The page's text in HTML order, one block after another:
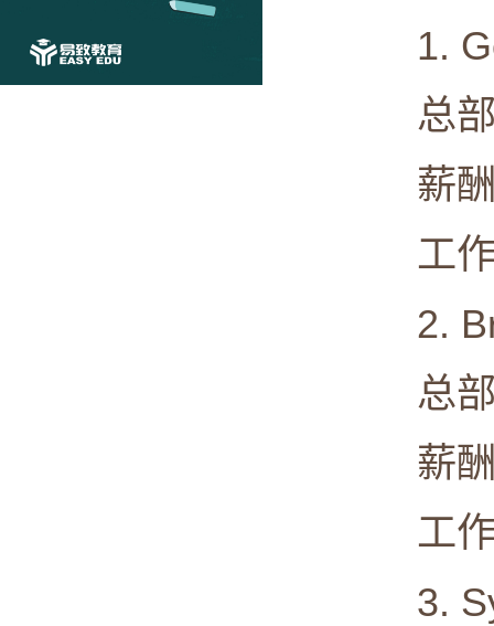
1.
总部:
薪酬
工作
2.
总部:
薪酬
工作
3.